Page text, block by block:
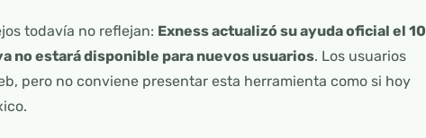
todavía no reflejan: Exness actualizó su ayuda oficial el 10
no estará disponible para nuevos usuarios. Los usuarios
pero no conviene presentar esta herramienta como si hoy